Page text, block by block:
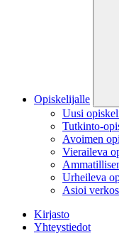
Opiskelijalle
Uusi
Tutkinto-
Avoimen
Vieraileva
Urheileva
Asioi
Kirjasto
Yhteystiedot